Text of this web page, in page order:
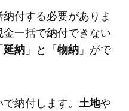
付する必要がありま
一括で納付できない
延納」と「物納」がで
納付します。 土地や